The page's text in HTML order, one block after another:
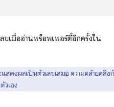
ขเมื่ออ่านพร็อพเพอร์ตี้อีกครั้งใน
ดงผลเป็นตัวเลขเสมอ ความคล้ายคลึง
วเอง